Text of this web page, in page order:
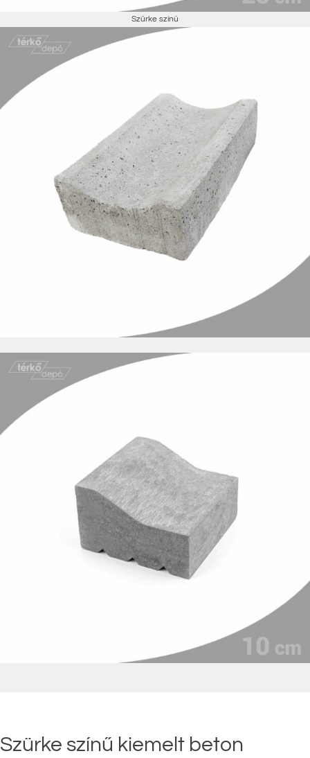
Szürke színű
Szürke színű kiemelt beton